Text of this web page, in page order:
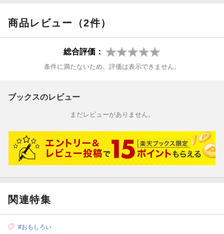
商品レビュー（2件）
総合評価：
条件に満たないため、評価は表示できません。
ブックスのレビュー
まだレビューがありません。
関連特集
#おもしろい